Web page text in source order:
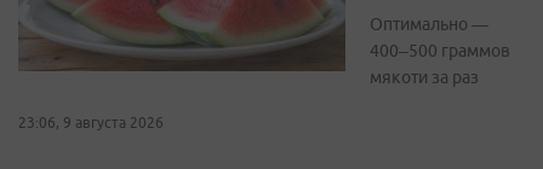
Оптимально —
400–500 граммов
мякоти за раз
23:06, 9 августа 2026